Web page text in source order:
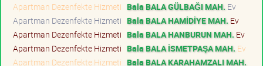
Apartman Dezenfekte Hizmeti Bala BALA GÜLBAĞI MAH. Ev
Apartman Dezenfekte Hizmeti Bala BALA HAMİDİYE MAH. Ev
Apartman Dezenfekte Hizmeti Bala BALA HANBURUN MAH. Ev
Apartman Dezenfekte Hizmeti Bala BALA İSMETPAŞA MAH. Ev
Apartman Dezenfekte Hizmeti Bala BALA KARAHAMZALI MAH.